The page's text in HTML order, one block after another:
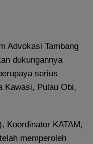
Advokasi Tambang
dukungannya
serius
Kawasi, Pulau Obi,
Koordinator KATAM,
memperoleh